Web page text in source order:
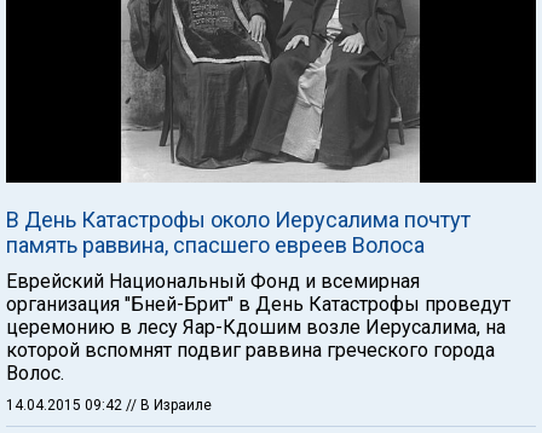
В День Катастрофы около Иерусалима почтут
память раввина, спасшего евреев Волоса
Еврейский Национальный Фонд и всемирная
организация "Бней-Брит" в День Катастрофы проведут
церемонию в лесу Яар-Кдошим возле Иерусалима, на
которой вспомнят подвиг раввина греческого города
Волос.
14.04.2015 09:42 // В Израиле